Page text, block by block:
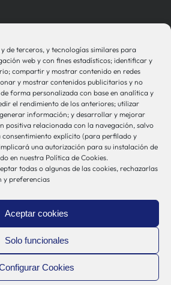
de terceros, y tecnologías similares para
web y con fines estadísticos; identificar y
compartir y mostrar contenido en redes
y mostrar contenidos publicitarios y no
forma personalizada con base en analítica y
el rendimiento de los anteriores; utilizar
información; y desarrollar y mejorar
positiva relacionada con la navegación, salvo
consentimiento explícito (para perfilado y
una autorización para su instalación de
en nuestra Política de Cookies.
todas o algunas de las cookies, rechazarlas
y preferencias
Aceptar cookies
Solo funcionales
Cookies
sistemak.eus
90